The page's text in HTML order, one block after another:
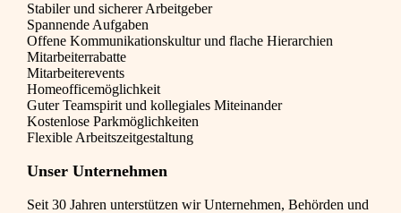
Stabiler und sicherer Arbeitgeber
Spannende Aufgaben
Offene Kommunikationskultur und flache Hierarchien
Mitarbeiterrabatte
Mitarbeiterevents
Homeofficemöglichkeit
Guter Teamspirit und kollegiales Miteinander
Kostenlose Parkmöglichkeiten
Flexible Arbeitszeitgestaltung
Unser Unternehmen
Seit 30 Jahren unterstützen wir Unternehmen, Behörden und